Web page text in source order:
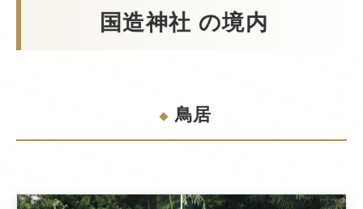
国造神社 の境内
鳥居